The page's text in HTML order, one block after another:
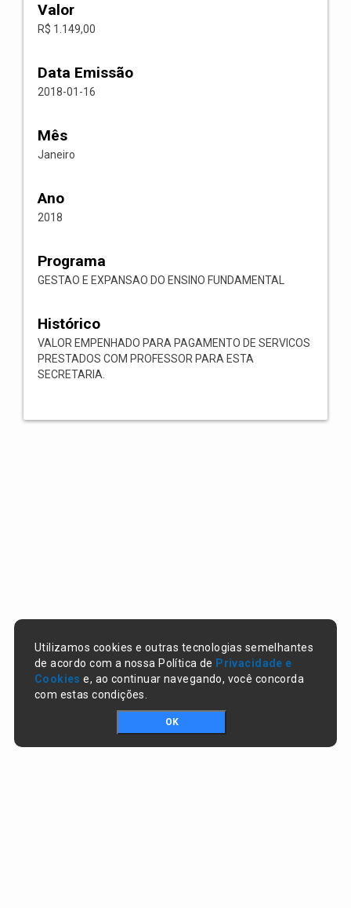
Valor
R$ 1.149,00
Data Emissão
2018-01-16
Mês
Janeiro
Ano
2018
Programa
GESTAO E EXPANSAO DO ENSINO FUNDAMENTAL
Histórico
VALOR EMPENHADO PARA PAGAMENTO DE SERVICOS
PRESTADOS COM PROFESSOR PARA ESTA
SECRETARIA.
Utilizamos cookies e outras tecnologias semelhantes
de acordo com a nossa Política de Privacidade e
Cookies e, ao continuar navegando, você concorda
com estas condições.
OK